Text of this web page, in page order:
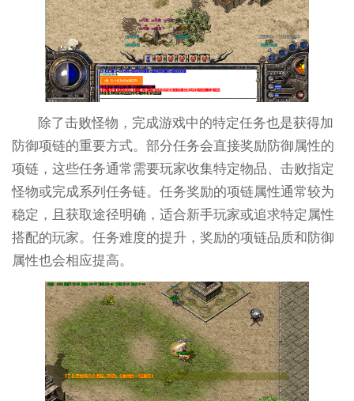
除了击败怪物，完成游戏中的特定任务也是获得加
防御项链的重要方式。部分任务会直接奖励防御属性的
项链，这些任务通常需要玩家收集特定物品、击败指定
怪物或完成系列任务链。任务奖励的项链属性通常较为
稳定，且获取途径明确，适合新手玩家或追求特定属性
搭配的玩家。任务难度的提升，奖励的项链品质和防御
属性也会相应提高。